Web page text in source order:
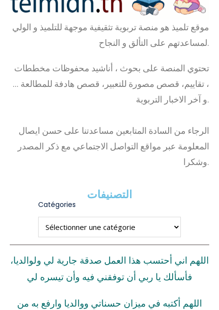
موقع تلميذ هو منصة تربوية تثقيفية موجهة للتلميذ و الولي
لمساعدتهم على التألق و النجاح.
تحتوي المنصة على بحوث ، أناشيد محفوظات مخططات
، تقاييم، قصص مصورة للتعبير، قصص هادفة للمطالعة …
و آخر الاخبار التربوية.
الرجاء من السادة المتابعين مساعدتنا على حسن ايصال
المعلومة عبر مواقع التواصل الاجتماعي مع ذكر المصدر
وشكرا.
التصنيفات
Catégories
اللهم اني أحتسب هذا العمل صدقة جارية لي ولوالديا،
فأسألك يا ربي أن توفقني فيه وأن تيسره لي
اللهم أكتبه في ميزان حسناتي ووالديا وارفع به من